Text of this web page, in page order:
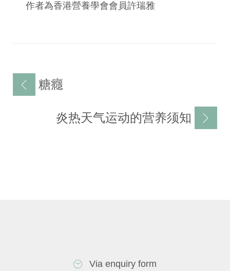
作者為香港營養學會會員許瑞雅
文
章
糖癮
炎热天气运动的营养须知
Via enquiry form